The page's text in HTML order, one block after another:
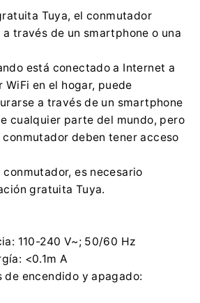
Tuya, el conmutador
través de un smartphone o una
está conectado a Internet a
en el hogar, puede
a través de un smartphone
cualquier parte del mundo, pero
deben tener acceso
es necesario
gratuita Tuya.
110-240 V~; 50/60 Hz
<0.1m A
de encendido y apagado: